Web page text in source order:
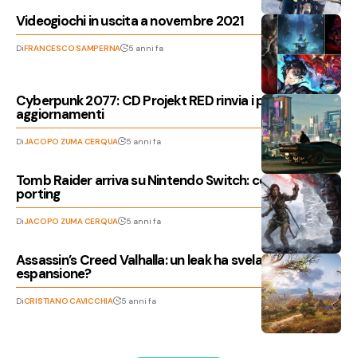
Videogiochi in uscita a novembre 2021
DiFRANCESCO SAMPERNA 5 anni fa
Cyberpunk 2077: CD Projekt RED rinvia i prossimi
aggiornamenti
DiJACOPO ZUMA CERQUA 5 anni fa
Tomb Raider arriva su Nintendo Switch: confermati 2
porting
DiJACOPO ZUMA CERQUA 5 anni fa
Assassin’s Creed Valhalla: un leak ha svelato la nuova
espansione?
DiCRISTIANO CAVICCHIA 5 anni fa